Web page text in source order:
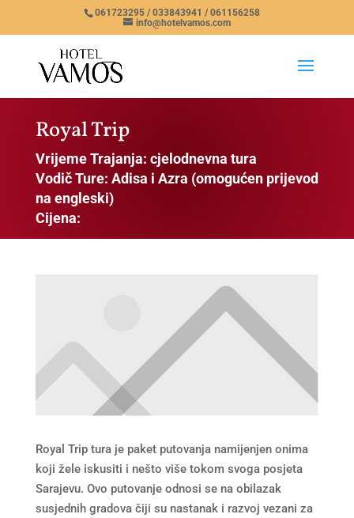
061723295 / 033843941 / 061156258
info@hotelvamos.com
Royal Trip
Vrijeme Trajanja: cjelodnevna tura
Vodič Ture: Adisa i Azra (omogućen prijevod
na engleski)
Cijena:
Royal Trip tura je paket putovanja namijenjen onima
koji žele iskusiti i nešto više tokom svoga posjeta
Sarajevu. Ovo putovanje odnosi se na obilazak
susjednih gradova čiji su nastanak i razvoj vezani za